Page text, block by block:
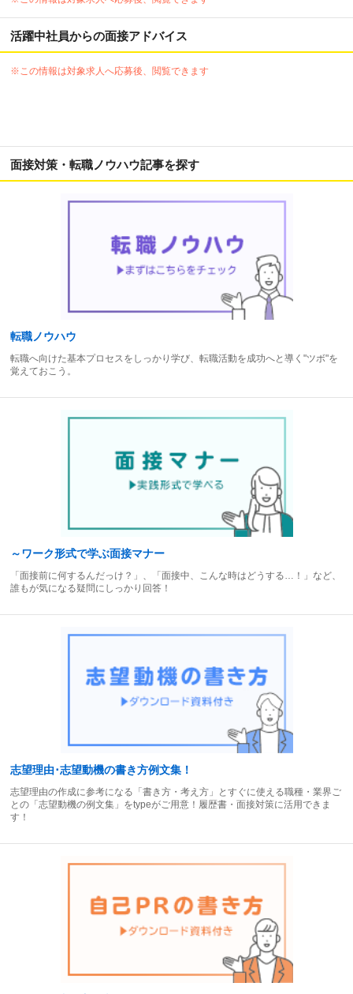
活躍中社員からの面接アドバイス
※この情報は対象求人へ応募後、閲覧できます
面接対策・転職ノウハウ記事を探す
転職ノウハウ
転職へ向けた基本プロセスをしっかり学び、転職活動を成功へと導く"ツボ"を
覚えておこう。
～ワーク形式で学ぶ面接マナー
「面接前に何するんだっけ？」、「面接中、こんな時はどうする…！」など、
誰もが気になる疑問にしっかり回答！
志望理由･志望動機の書き方例文集！
志望理由の作成に参考になる「書き方・考え方」とすぐに使える職種・業界ご
との「志望動機の例文集」をtypeがご用意！履歴書・面接対策に活用できま
す！